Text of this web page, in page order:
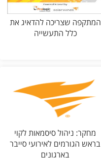
המתקפה שצריכה להדאיג את
כלל התעשייה
מחקר: ניהול סיסמאות לקוי
בראש הגורמים לאירועי סייבר
בארגונים